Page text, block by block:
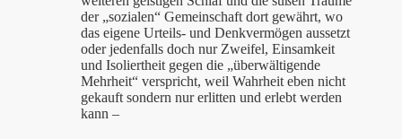
der „sozialen“ Gemeinschaft dort gewährt, wo
das eigene Urteils- und Denkvermögen aussetzt
oder jedenfalls doch nur Zweifel, Einsamkeit
und Isoliertheit gegen die „überwältigende
Mehrheit“ verspricht, weil Wahrheit eben nicht
gekauft sondern nur erlitten und erlebt werden
kann –